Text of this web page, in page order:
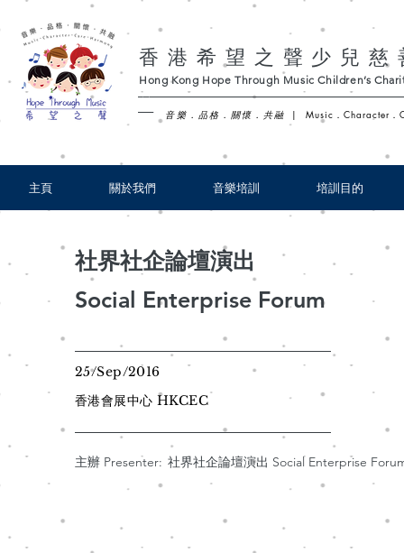
香港希望之聲少兒
Hong Kong Hope Through Music Children’s
音樂．品格．關懷．共融 | Music．Character．
主頁 關於我們 音樂培訓 培訓目的
社界社企論壇演出
Social Enterprise Forum
25/Sep/2016
香港會展中心 HKCEC
主辦 Presenter: 社界社企論壇演出 Social Enterprise
-